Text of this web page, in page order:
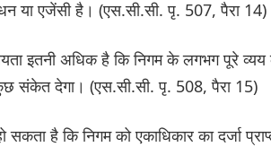
या एजेंसी है। (एस.सी.सी. पृ. 507, पैरा 14)
इतनी अधिक है कि निगम के लगभग पूरे
संकेत देगा। (एस.सी.सी. पृ. 508, पैरा 15)
है कि निगम को एकाधिकार का दर्जा प्राप्त